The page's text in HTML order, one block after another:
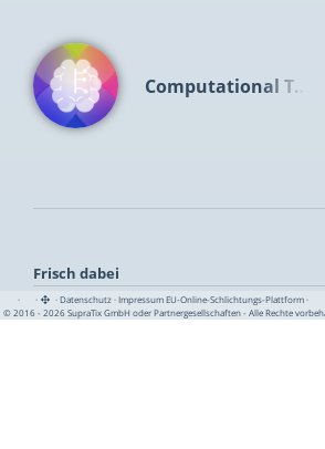
Computational T…
Frisch dabei
· · ·Datenschutz·Impressum EU-Online-Schlichtungs-Plattform·
© 2016 - 2026 SupraTix GmbH oder Partnergesellschaften - Alle Rechte